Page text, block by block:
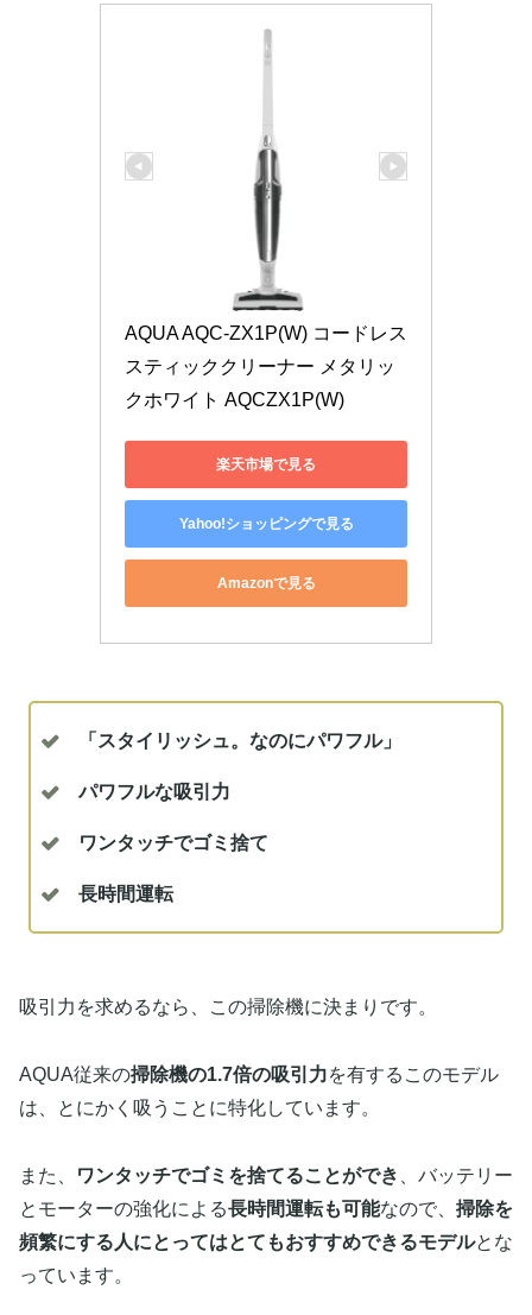
AQUA AQC-ZX1P(W) コードレス
スティッククリーナー メタリッ
クホワイト AQCZX1P(W)
楽天市場で見る
Yahoo!ショッピングで見る
Amazonで見る
「スタイリッシュ。なのにパワフル」
パワフルな吸引力
ワンタッチでゴミ捨て
長時間運転
吸引力を求めるなら、この掃除機に決まりです。
AQUA従来の掃除機の1.7倍の吸引力を有するこのモデル
は、とにかく吸うことに特化しています。
また、 ワンタッチでゴミを捨てることができ
、バッテリー
とモーターの強化による長時間運転も可能なので、 掃除を
頻繁にする人にとってはとてもおすすめできるモデルとな
っています。